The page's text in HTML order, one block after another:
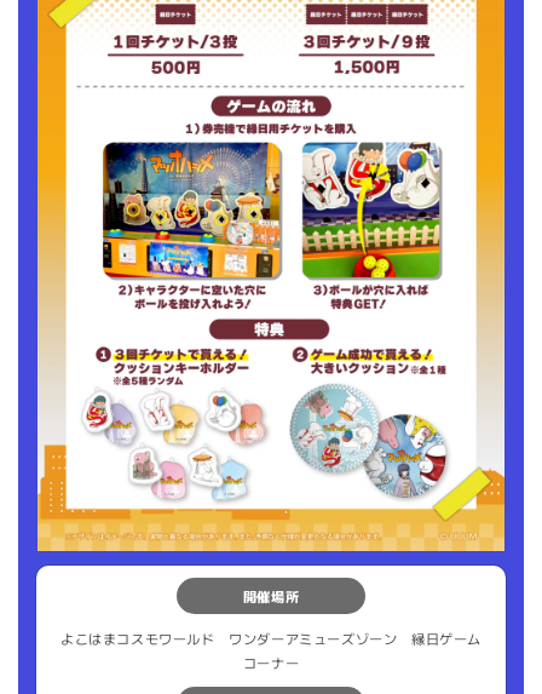
開催場所
よこはまコスモワールド ワンダーアミューズゾーン 縁日ゲーム
コーナー